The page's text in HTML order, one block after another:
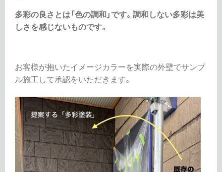
多彩の良さとは「色の調和」です。調和しない多彩は美
しさを感じないものです。
お客様が抱いたイメージカラーを実際の外壁でサンプ
ル施工して承認をいただきます。